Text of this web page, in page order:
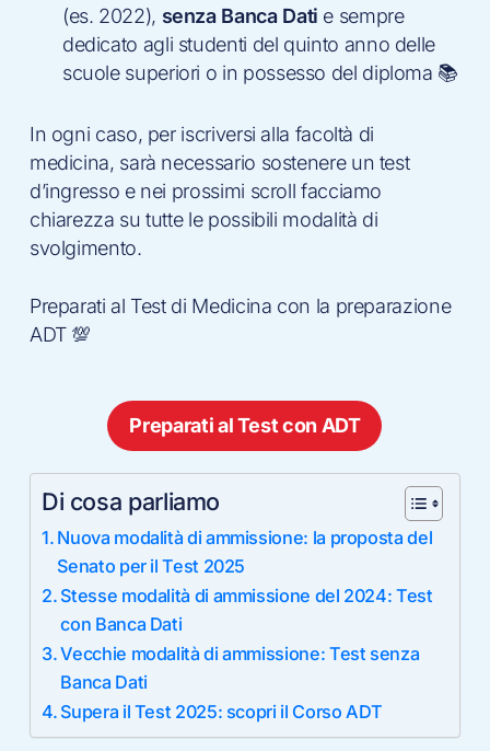
(es. 2022), senza Banca Dati e sempre
dedicato agli studenti del quinto anno delle
scuole superiori o in possesso del diploma 📚
In ogni caso, per iscriversi alla facoltà di
medicina, sarà necessario sostenere un test
d’ingresso e nei prossimi scroll facciamo
chiarezza su tutte le possibili modalità di
svolgimento.
Preparati al Test di Medicina con la preparazione
ADT 💯
Preparati al Test con ADT
Di cosa parliamo
Nuova modalità di ammissione: la proposta del
Senato per il Test 2025
Stesse modalità di ammissione del 2024: Test
con Banca Dati
Vecchie modalità di ammissione: Test senza
Banca Dati
Supera il Test 2025: scopri il Corso ADT